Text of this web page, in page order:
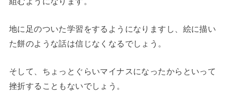
地に足のついた学習をするようになりますし、絵に描い
た餅のような話は信じなくなるでしょう。
そして、ちょっとぐらいマイナスになったからといって
挫折することもないでしょう。